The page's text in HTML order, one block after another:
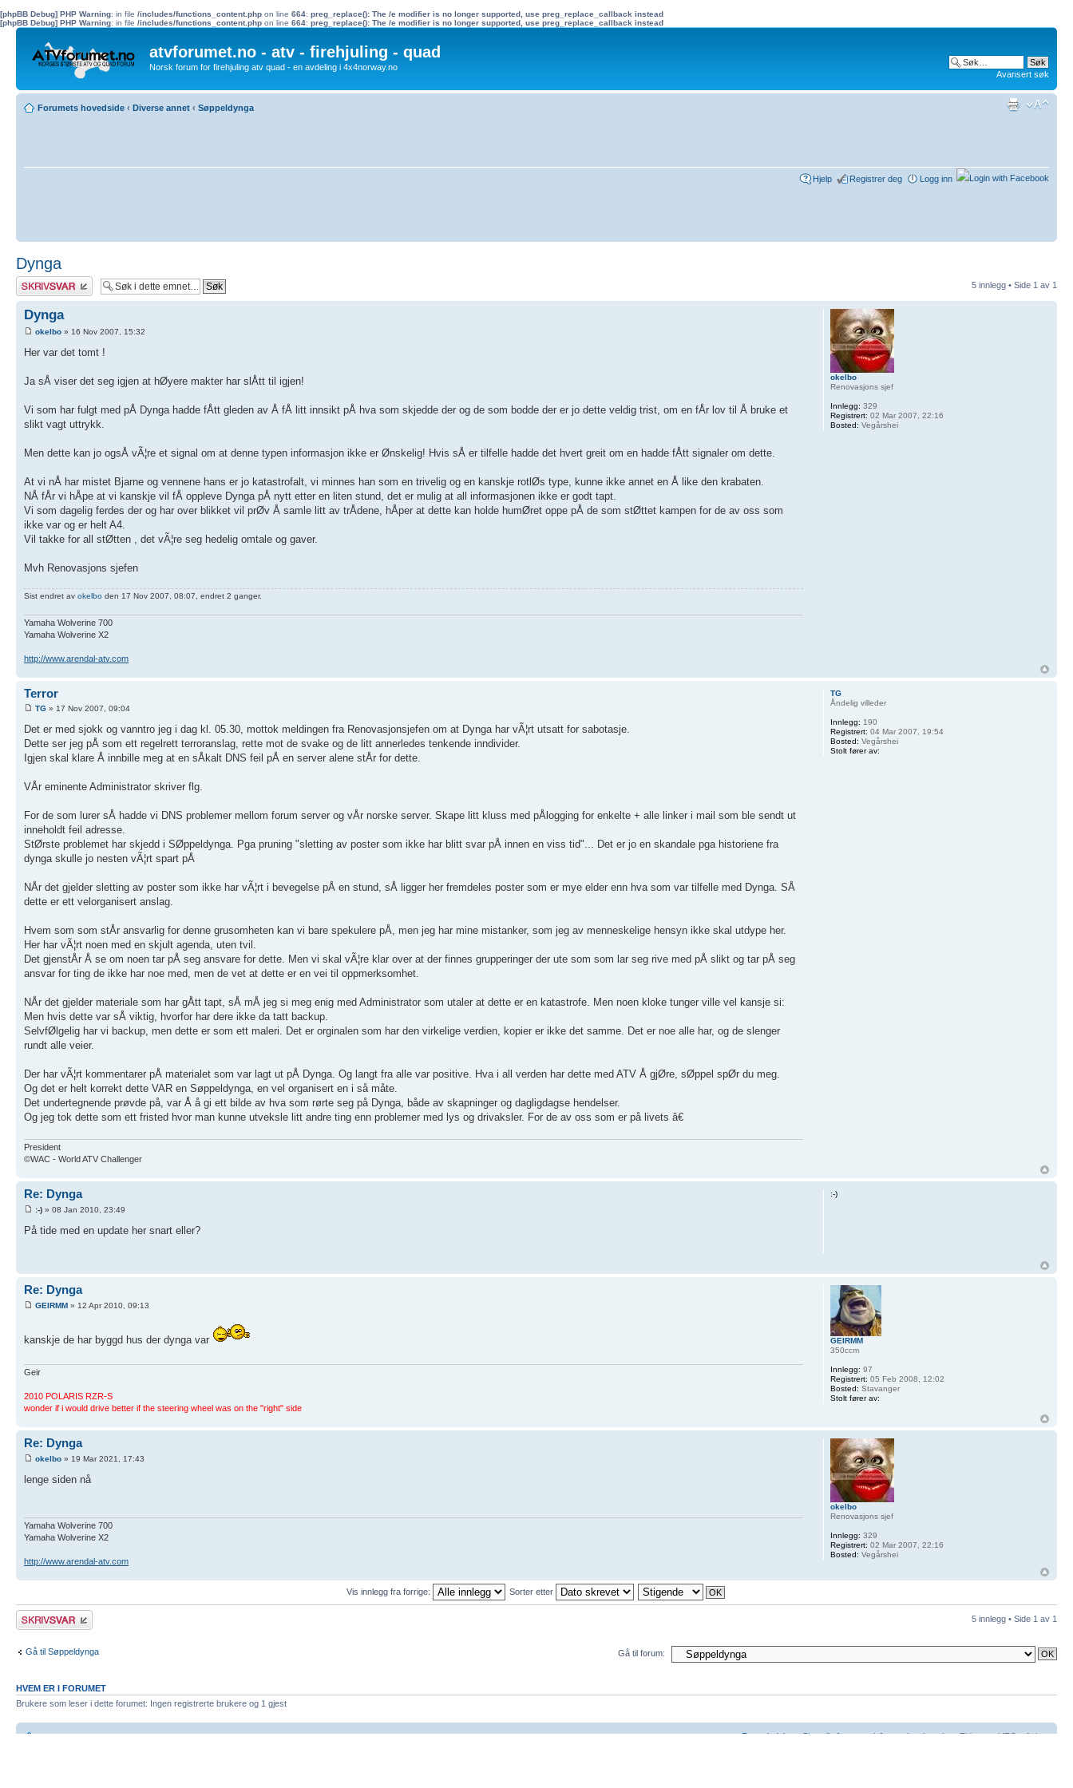
[phpBB Debug] PHP Warning: in file /includes/functions_content.php on line 664: preg_replace(): The /e modifier is no longer supported, use preg_replace_callback instead
[phpBB Debug] PHP Warning: in file /includes/functions_content.php on line 664: preg_replace(): The /e modifier is no longer supported, use preg_replace_callback instead
atvforumet.no - atv - firehjuling - quad
Norsk forum for firehjuling atv quad - en avdeling i 4x4norway.no
Avansert søk
Forumets hovedside ‹ Diverse annet ‹ Søppeldynga
Hjelp Registrer deg Logg inn
Dynga
Skriv et svar 5 innlegg • Side 1 av 1
Dynga
okelbo » 16 Nov 2007, 15:32
Her var det tomt !
Ja sÅ viser det seg igjen at hØyere makter har slÅtt til igjen!
Vi som har fulgt med pÅ Dynga hadde fÅtt gleden av Å fÅ litt innsikt pÅ hva som skjedde der og de som bodde der er jo dette veldig trist, om en fÅr lov til Å bruke et
slikt vagt uttrykk.
Men dette kan jo ogsÅ vÃ¦re et signal om at denne typen informasjon ikke er Ønskelig! Hvis sÅ er tilfelle hadde det hvert greit om en hadde fÅtt signaler om dette.
At vi nÅ har mistet Bjarne og vennene hans er jo katastrofalt, vi minnes han som en trivelig og en kanskje rotlØs type, kunne ikke annet en Å like den krabaten.
NÅ fÅr vi hÅpe at vi kanskje vil fÅ oppleve Dynga pÅ nytt etter en liten stund, det er mulig at all informasjonen ikke er godt tapt.
Vi som dagelig ferdes der og har over blikket vil prØv Å samle litt av trÅdene, hÅper at dette kan holde humØret oppe pÅ de som stØttet kampen for de av oss som
ikke var og er helt A4.
Vil takke for all stØtten , det vÃ¦re seg hedelig omtale og gaver.
Mvh Renovasjons sjefen
Sist endret av okelbo den 17 Nov 2007, 08:07, endret 2 ganger.
Yamaha Wolverine 700
Yamaha Wolverine X2
http://www.arendal-atv.com
okelbo
Renovasjons sjef
Innlegg: 329
Registrert: 02 Mar 2007, 22:16
Bosted: Vegårshei
Terror
TG » 17 Nov 2007, 09:04
Det er med sjokk og vanntro jeg i dag kl. 05.30, mottok meldingen fra Renovasjonsjefen om at Dynga har vÃ¦rt utsatt for sabotasje.
Dette ser jeg pÅ som ett regelrett terroranslag, rette mot de svake og de litt annerledes tenkende inndivider.
Igjen skal klare Å innbille meg at en sÅkalt DNS feil pÅ en server alene stÅr for dette.
VÅr eminente Administrator skriver flg.
For de som lurer sÅ hadde vi DNS problemer mellom forum server og vÅr norske server. Skape litt kluss med pÅlogging for enkelte + alle linker i mail som ble sendt ut
inneholdt feil adresse.
StØrste problemet har skjedd i SØppeldynga. Pga pruning "sletting av poster som ikke har blitt svar pÅ innen en viss tid"... Det er jo en skandale pga historiene fra
dynga skulle jo nesten vÃ¦rt spart pÅ
NÅr det gjelder sletting av poster som ikke har vÃ¦rt i bevegelse pÅ en stund, sÅ ligger her fremdeles poster som er mye elder enn hva som var tilfelle med Dynga. SÅ
dette er ett velorganisert anslag.
Hvem som som stÅr ansvarlig for denne grusomheten kan vi bare spekulere pÅ, men jeg har mine mistanker, som jeg av menneskelige hensyn ikke skal utdype her.
Her har vÃ¦rt noen med en skjult agenda, uten tvil.
Det gjenstÅr Å se om noen tar pÅ seg ansvare for dette. Men vi skal vÃ¦re klar over at der finnes grupperinger der ute som som lar seg rive med pÅ slikt og tar pÅ seg
ansvar for ting de ikke har noe med, men de vet at dette er en vei til oppmerksomhet.
NÅr det gjelder materiale som har gÅtt tapt, sÅ mÅ jeg si meg enig med Administrator som utaler at dette er en katastrofe. Men noen kloke tunger ville vel kansje si:
Men hvis dette var sÅ viktig, hvorfor har dere ikke da tatt backup.
SelvfØlgelig har vi backup, men dette er som ett maleri. Det er orginalen som har den virkelige verdien, kopier er ikke det samme. Det er noe alle har, og de slenger
rundt alle veier.
Der har vÃ¦rt kommentarer pÅ materialet som var lagt ut pÅ Dynga. Og langt fra alle var positive. Hva i all verden har dette med ATV Å gjØre, sØppel spØr du meg.
Og det er helt korrekt dette VAR en Søppeldynga, en vel organisert en i så måte.
Det undertegnende prøvde på, var Å å gi ett bilde av hva som rørte seg på Dynga, både av skapninger og dagligdagse hendelser.
Og jeg tok dette som ett fristed hvor man kunne utveksle litt andre ting enn problemer med lys og drivaksler. For de av oss som er på livets â€
President
©WAC - World ATV Challenger
TG
Åndelig villeder
Innlegg: 190
Registrert: 04 Mar 2007, 19:54
Bosted: Vegårshei
Stolt fører av:
Re: Dynga
:-) » 08 Jan 2010, 23:49
På tide med en update her snart eller?
:-)
Re: Dynga
GEIRMM » 12 Apr 2010, 09:13
kanskje de har byggd hus der dynga var
Geir
2010 POLARIS RZR-S
wonder if i would drive better if the steering wheel was on the "right" side
GEIRMM
350ccm
Innlegg: 97
Registrert: 05 Feb 2008, 12:02
Bosted: Stavanger
Stolt fører av:
Re: Dynga
okelbo » 19 Mar 2021, 17:43
lenge siden nå
Yamaha Wolverine 700
Yamaha Wolverine X2
http://www.arendal-atv.com
okelbo
Renovasjons sjef
Innlegg: 329
Registrert: 02 Mar 2007, 22:16
Bosted: Vegårshei
Vis innlegg fra forrige: Sorter etter
Skriv et svar 5 innlegg • Side 1 av 1
Gå til Søppeldynga Gå til forum:
HVEM ER I FORUMET
Brukere som leser i dette forumet: Ingen registrerte brukere og 1 gjest
Forumets hovedside Forumledelse•Slett alle forumets informasjonskapsler• Tidssone UTC + 1 time